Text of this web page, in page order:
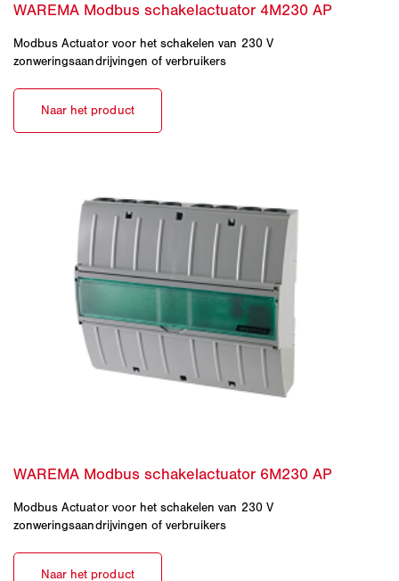
Modbus Actuator voor het schakelen van 230 V
zonweringsaandrijvingen of verbruikers
Modbus Actuator voor het schakelen van 230 V
zonweringsaandrijvingen of verbruikers